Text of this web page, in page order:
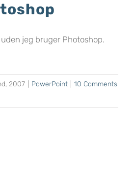
jeg bruger Photoshop.
2007 PowerPoint
10 Comments